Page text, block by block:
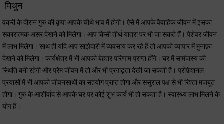
मिथुन
वक्री के दौरान गुरु की कृपा आपके चौथे भाव में होगी। ऐसे में आपके वैवाहिक जीवन में इसका
सकारात्मक असर देखने को मिलेगा। आप किसी तीर्थ यात्रा पर भी जा सकते हैं। पेशेवर जीवन
में लाभ मिलेगा। साथ ही यदि आप साझेदारी में व्यवसाय कर रहे हैं तो आपको व्यापार में मुनाफ़ा
देखने को मिलेगा। कार्यक्षेत्र में भी आपको बेहतर परिणाम प्राप्त होंगे। घर में सामंजस्य की
स्थिति बनी रहेगी और प्रेम जीवन में तो और भी प्रगाढ़ता देखी जा सकती है। प्रोफ़ेशनल
प्रयासों में भी आपको जीवनसाथी का सहयोग प्राप्त होगा और ससुराल पक्ष से भी रिश्ता मजबूत
होगा। गुरु के आशीर्वाद से आपके घर पर कोई शुभ कार्य भी हो सकता है। स्वास्थ्य लाभ मिलने के
योग हैं।